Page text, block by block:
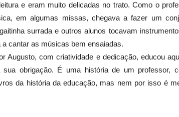
e eram muito delicadas no trato. Como o
em algumas missas, chegava a fazer um
surrada e outros alunos tocavam
cantar as músicas bem ensaiadas.
Augusto, com criatividade e dedicação, educou
obrigação. É uma história de um professor,
da história da educação, mas nem por isso é